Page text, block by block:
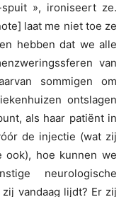
», ironiseert ze.
laat me niet toe ze
hebben dat we alle
van
sommigen om
ontslagen
als haar patiënt in
de injectie (wat zij
ook), hoe kunnen we
neurologische
vandaag lijdt? Er zij